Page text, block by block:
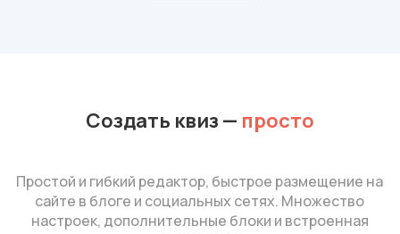
Создать квиз — просто
Простой и гибкий редактор, быстрое размещение на
сайте в блоге и социальных сетях. Множество
настроек, дополнительные блоки и встроенная